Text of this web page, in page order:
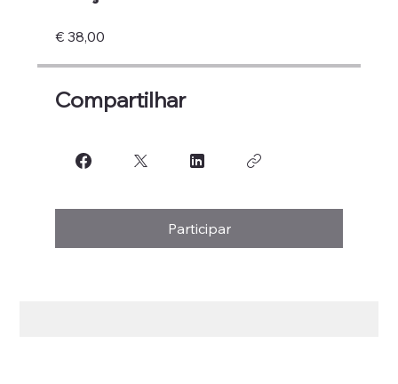
€ 38,00
Compartilhar
Participar